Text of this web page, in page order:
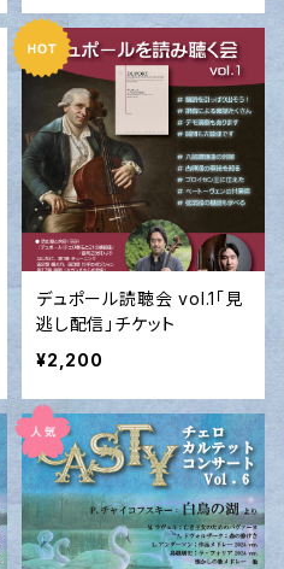
デュポール読聴会 vol.1「見
逃し配信」チケット
¥2,200